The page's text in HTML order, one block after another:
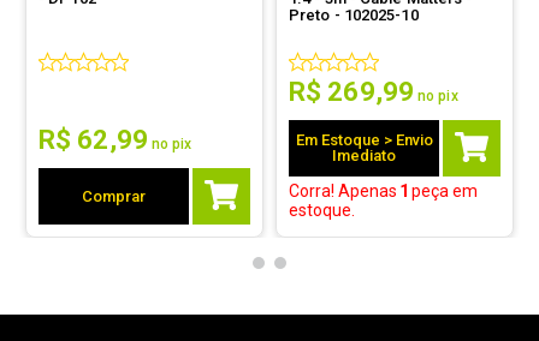
R$ 62,99 no pix
Comprar
Preto - 102025-10
R$ 269,99 no pix
Em Estoque > Envio
Imediato
Corra! Apenas 1 peça em
estoque.